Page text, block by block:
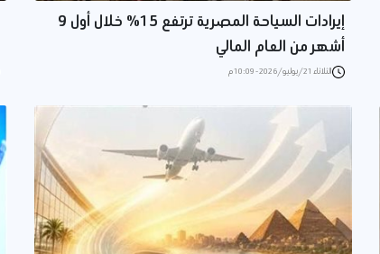
إيرادات السياحة المصرية ترتفع 15% خلال أول 9
أشهر من العام المالي
الثلاثاء 21/يوليو/2026 - 10:09 م